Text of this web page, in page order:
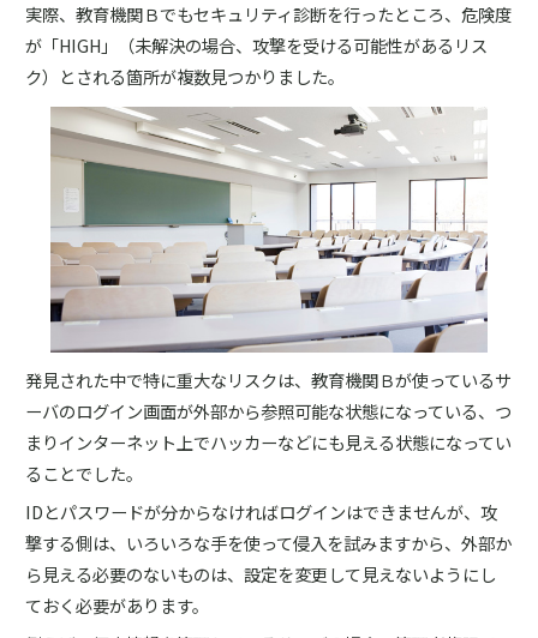
実際、教育機関Ｂでもセキュリティ診断を行ったところ、危険度
が「HIGH」（未解決の場合、攻撃を受ける可能性があるリス
ク）とされる箇所が複数見つかりました。
発見された中で特に重大なリスクは、教育機関Ｂが使っているサ
ーバのログイン画面が外部から参照可能な状態になっている、つ
まりインターネット上でハッカーなどにも見える状態になってい
ることでした。
IDとパスワードが分からなければログインはできませんが、攻
撃する側は、いろいろな手を使って侵入を試みますから、外部か
ら見える必要のないものは、設定を変更して見えないようにし
ておく必要があります。